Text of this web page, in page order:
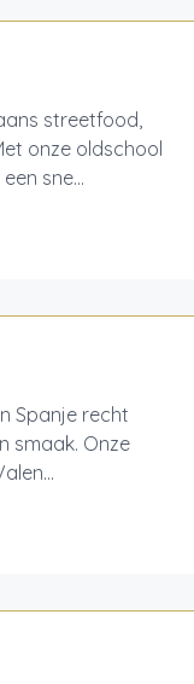
streetfood,
onze oldschool
sne...
Spanje recht
smaak. Onze